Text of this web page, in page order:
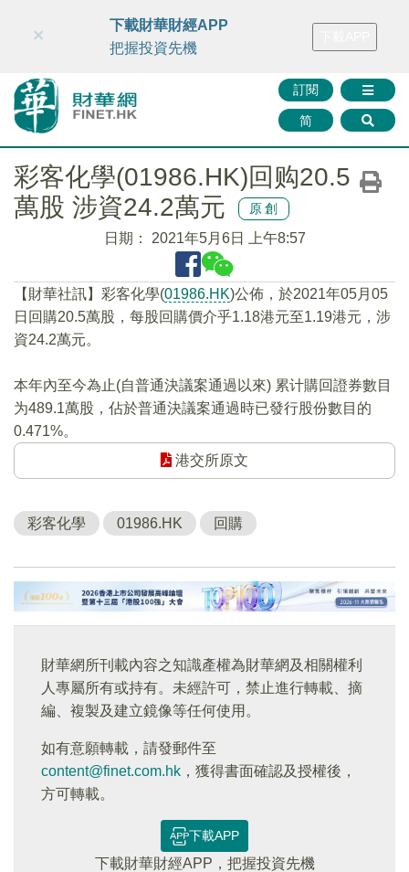
財華智庫網 FINTV FINMETA 財華證券 媒體矩陣
訂閱
简
×
下載財華財經APP
把握投資先機
彩客化學(01986.HK)回购20.5
萬股 涉資24.2萬元
原創
日期： 2021年5月6日 上午8:57
【財華社訊】彩客化學(01986.HK)公佈，於2021年05月05
日回購20.5萬股，每股回購價介乎1.18港元至1.19港元，涉
資24.2萬元。
本年內至今為止(自普通決議案通過以來) 累计購回證券數目
为489.1萬股，佔於普通決議案通過時已發行股份數目的
0.471%。
港交所原文
彩客化學 01986.HK 回購
財華網所刊載內容之知識產權為財華網及相關權利
人專屬所有或持有。未經許可，禁止進行轉載、摘
編、複製及建立鏡像等任何使用。
如有意願轉載，請發郵件至
content@finet.com.hk ，獲得書面確認及授權後，
方可轉載。
下載APP
下載財華財經APP，把握投資先機